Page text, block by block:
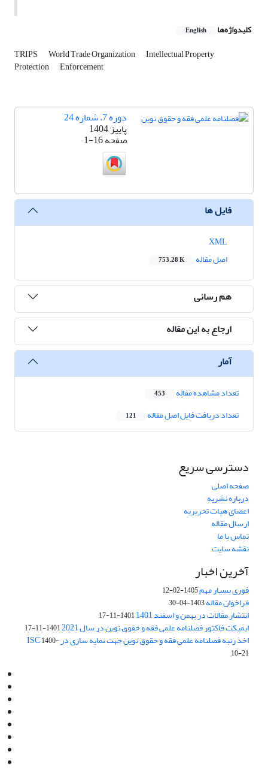
کلیدواژه‌ها English
TRIPS World Trade Organization Intellectual Property
Protection Enforcement
دوره 7، شماره 24
پاییز 1404
صفحه1-16
فایل ها
اصل مقاله
753.28 K
هم رسانی
ارجاع به این مقاله
آمار
تعداد مشاهده مقاله 453
تعداد دریافت فایل اصل مقاله 121
دسترسی سریع
صفحه اصلی
درباره نشریه
اعضای هیات تحریریه
ارسال مقاله
تماس با ما
نقشه سایت
آخرین اخبار
فوری بسیار مهم1405-02-12
فراخوان مقاله1403-04-30
انتشار مقالات در بهمن و اسفند 1401 1401-11-17
ایمپکت فاکتور فصلنامه علمی فقه و حقوق نوین در سال 2021 1401-11-17
اخذ رتبه فصلنامه علمی فقه و حقوق نوین جهت نمایه سازی در ISC1400-
10-21